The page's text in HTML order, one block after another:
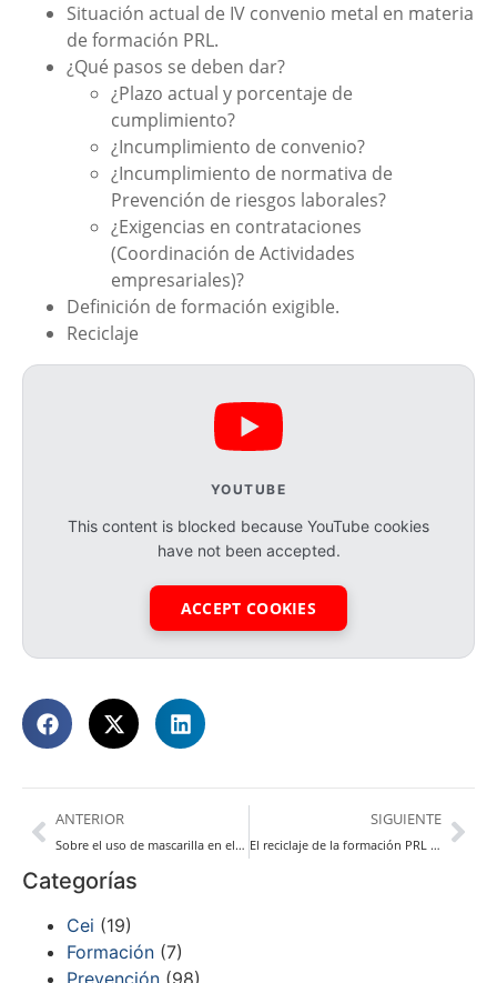
Situación actual de IV convenio metal en materia
de formación PRL.
¿Qué pasos se deben dar?
¿Plazo actual y porcentaje de
cumplimiento?
¿Incumplimiento de convenio?
¿Incumplimiento de normativa de
Prevención de riesgos laborales?
¿Exigencias en contrataciones
(Coordinación de Actividades
empresariales)?
Definición de formación exigible.
Reciclaje
YOUTUBE
This content is blocked because YouTube cookies
have not been accepted.
ACCEPT COOKIES
ANTERIOR
Sobre el uso de mascarilla en el entorno laboral
SIGUIENTE
El reciclaje de la formación PRL en el Convenio del Metal
Categorías
Cei (19)
Formación (7)